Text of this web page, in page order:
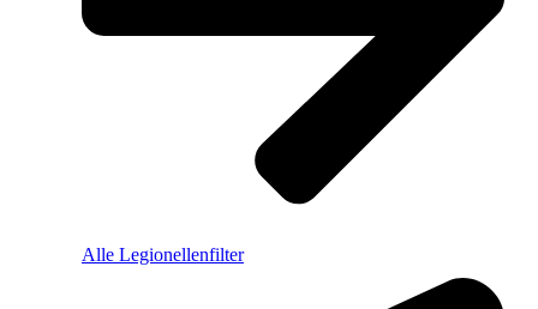
Alle Legionellenfilter